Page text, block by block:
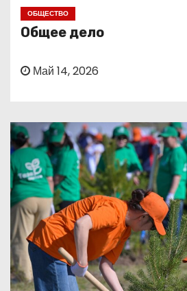
ОБЩЕСТВО
Общее дело
Май 14, 2026